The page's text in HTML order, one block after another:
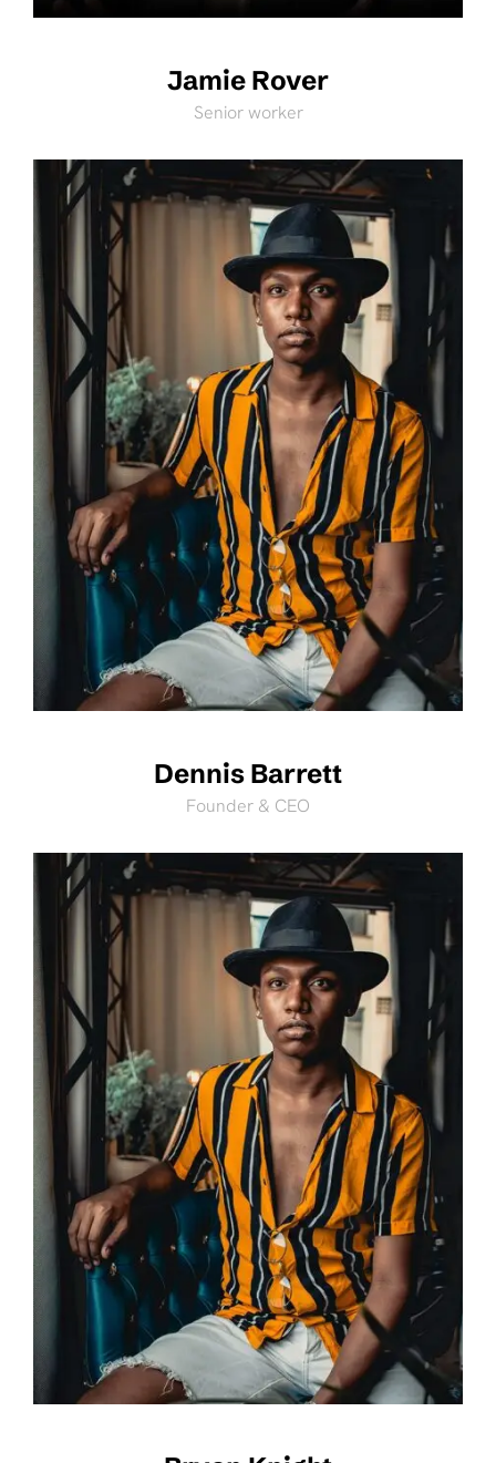
Jamie Rover
Senior worker
Dennis Barrett
Founder & CEO